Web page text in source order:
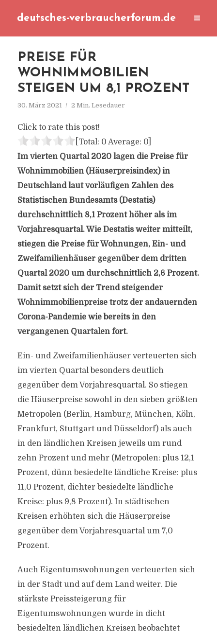
deutsches-verbraucherforum.de
PREISE FÜR
WOHNIMMOBILIEN
STEIGEN UM 8,1 PROZENT
30. März 2021 2 Min. Lesedauer
Click to rate this post!
[Total: 0 Average: 0]
Im vierten Quartal 2020 lagen die Preise für
Wohnimmobilien (Häuserpreisindex) in
Deutschland laut vorläufigen Zahlen des
Statistischen Bundesamts (Destatis)
durchschnittlich 8,1 Prozent höher als im
Vorjahresquartal. Wie Destatis weiter mitteilt,
stiegen die Preise für Wohnungen, Ein- und
Zweifamilienhäuser gegenüber dem dritten
Quartal 2020 um durchschnittlich 2,6 Prozent.
Damit setzt sich der Trend steigender
Wohnimmobilienpreise trotz der andauernden
Corona-Pandemie wie bereits in den
vergangenen Quartalen fort.
Ein- und Zweifamilienhäuser verteuerten sich
im vierten Quartal besonders deutlich
gegenüber dem Vorjahresquartal. So stiegen
die Häuserpreise sowohl in den sieben größten
Metropolen (Berlin, Hamburg, München, Köln,
Frankfurt, Stuttgart und Düsseldorf) als auch
in den ländlichen Kreisen jeweils um rund
zehn Prozent und mehr (Metropolen: plus 12,1
Prozent, dünn besiedelte ländliche Kreise: plus
11,0 Prozent, dichter besiedelte ländliche
Kreise: plus 9,8 Prozent). In städtischen
Kreisen erhöhten sich die Häuserpreise
gegenüber dem Vorjahresquartal um 7,0
Prozent.
Auch Eigentumswohnungen verteuerten sich
in der Stadt und auf dem Land weiter. Die
stärkste Preissteigerung für
Eigentumswohnungen wurde in dicht
besiedelten ländlichen Kreisen beobachtet